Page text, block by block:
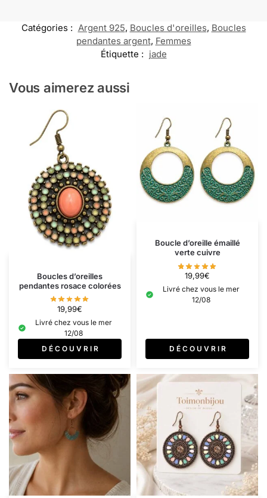
Catégories : Argent 925, Boucles d'oreilles, Boucles
pendantes argent, Femmes
Étiquette : jade
Vous aimerez aussi
Boucles d’oreilles
pendantes rosace colorées
19,99€
Livré chez vous le mer
12/08
D É C O U V R I R
Boucle d’oreille émaillé
verte cuivre
19,99€
Livré chez vous le mer
12/08
D É C O U V R I R